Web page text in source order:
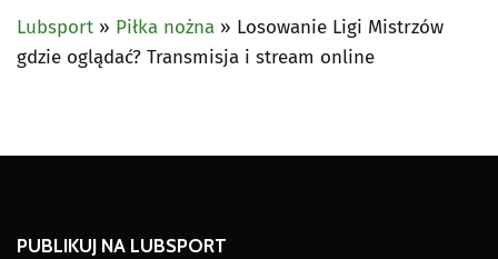
Lubsport » Piłka nożna » Losowanie Ligi Mistrzów
gdzie oglądać? Transmisja i stream online
PUBLIKUJ NA LUBSPORT